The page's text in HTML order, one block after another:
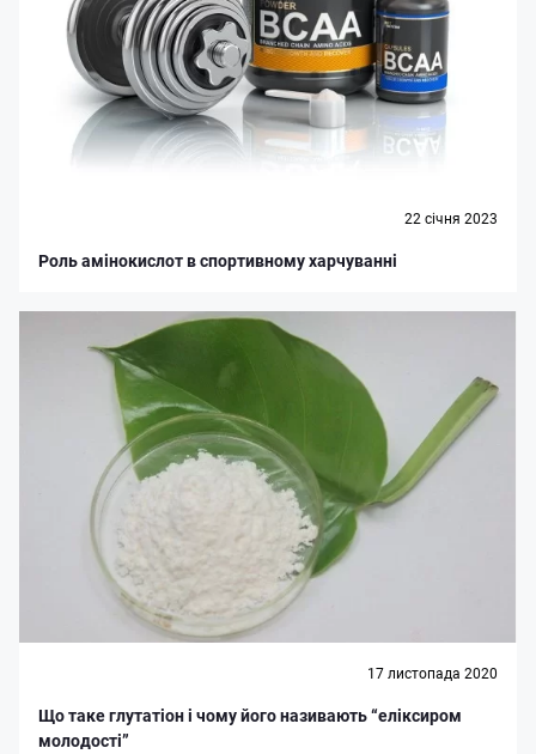
22 cічня 2023
Роль амінокислот в спортивному харчуванні
17 листопада 2020
Що таке глутатіон і чому його називають “еліксиром
молодості”